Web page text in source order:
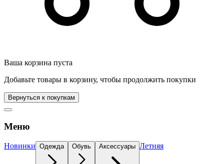
Ваша корзина пуста
Добавьте товары в корзину, чтобы продолжить покупки
Вернуться к покупкам
Меню
Новинки Одежда Обувь Аксессуары Летняя